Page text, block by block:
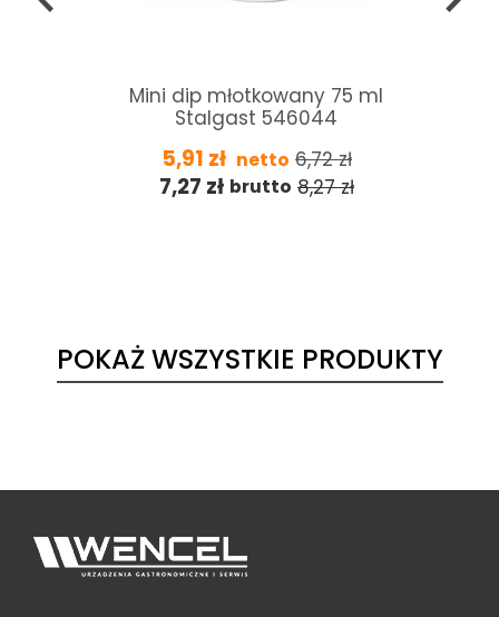
Mini dip młotkowany 75 ml
Stalgast 546044
5,91 zł netto 6,72zł
7,27 zł brutto 8,27zł
POKAŻ WSZYSTKIE PRODUKTY